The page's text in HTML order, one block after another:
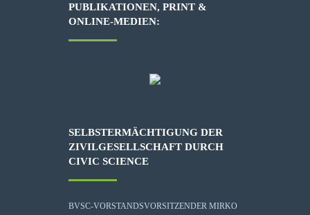
PUBLIKATIONEN, PRINT &
ONLINE-MEDIEN:
SELBSTERMÄCHTIGUNG DER
ZIVILGESELLSCHAFT DURCH
CIVIC SCIENCE
BVSC-VORSTANDSVORSITZENDER MIRKO